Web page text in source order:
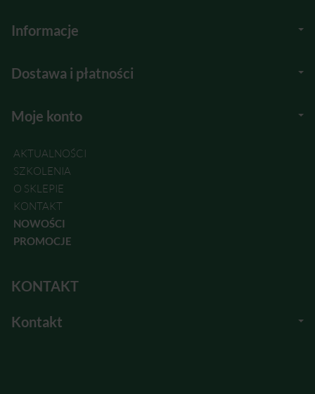
Informacje
Dostawa i płatności
Moje konto
AKTUALNOŚCI
SZKOLENIA
O SKLEPIE
KONTAKT
NOWOŚCI
PROMOCJE
KONTAKT
Kontakt